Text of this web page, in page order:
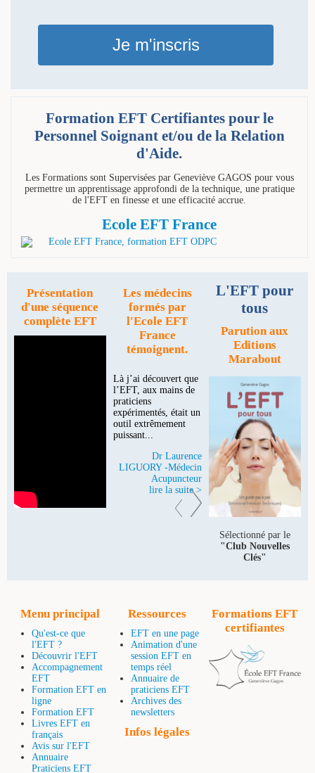
Je m'inscris
Formation EFT Certifiantes pour le
Personnel Soignant et/ou de la Relation
d'Aide.
Les Formations sont Supervisées par Geneviève GAGOS pour vous
permettre un apprentissage approfondi de la technique, une pratique
de l'EFT en finesse et une efficacité accrue.
Ecole EFT France
Présentation
d'une séquence
complète EFT
Les médecins
formés par
l'Ecole EFT
France
témoignent.
Là j’ai découvert que
l’EFT, aux mains de
praticiens
expérimentés, était un
outil extrêmement
puissant...
Dr Laurence
LIGUORY -Médecin
Acupuncteur
lire la suite >
L'EFT pour
tous
Parution aux
Editions
Marabout
Sélectionné par le
"Club Nouvelles
Clés"
Menu principal
Qu'est-ce que
l'EFT ?
Découvrir l'EFT
Accompagnement
EFT
Formation EFT en
ligne
Formation EFT
Livres EFT en
français
Avis sur l'EFT
Annuaire
Praticiens EFT
Ressources
EFT en une page
Animation d'une
session EFT en
temps réel
Annuaire de
praticiens EFT
Archives des
newsletters
Infos légales
Formations EFT
certifiantes